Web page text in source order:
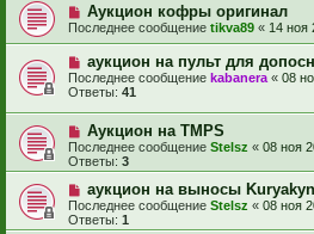
Аукцион кофры оригинал
Последнее сообщение tikva89 « 14 ноя
аукцион на пульт для
Последнее сообщение kabanera « 08
Ответы: 41
Аукцион на TMPS
Последнее сообщение Stelsz « 08 ноя
Ответы: 3
аукцион на выносы Kuryakyn
Последнее сообщение Stelsz « 08 ноя
Ответы: 1